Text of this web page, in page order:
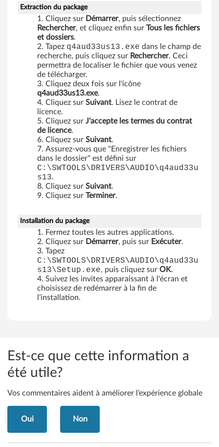
,
M
5
8
Extraction du package
Cliquez sur Démarrer, puis sélectionnez
Rechercher, et cliquez enfin sur Tous les fichiers
et dossiers.
Tapez q4aud33us13.exe dans le champ de
recherche, puis cliquez sur Rechercher. Ceci
permettra de localiser le fichier que vous venez
de télécharger.
Cliquez deux fois sur l'icône
q4aud33us13.exe.
Cliquez sur Suivant. Lisez le contrat de
licence.
Cliquez sur J'accepte les termes du contrat
de licence.
Cliquez sur Suivant.
Assurez-vous que "Enregistrer les fichiers
dans le dossier" est défini sur
C:\SWTOOLS\DRIVERS\AUDIO\q4aud33u
s13.
Cliquez sur Suivant.
Cliquez sur Terminer.
Installation du package
Fermez toutes les autres applications.
Cliquez sur Démarrer, puis sur Exécuter.
Tapez
C:\SWTOOLS\DRIVERS\AUDIO\q4aud33u
s13\Setup.exe, puis cliquez sur OK.
Suivez les invites apparaissant à l'écran et
choisissez de redémarrer à la fin de
l'installation.
Est-ce que cette information a
été utile?
Vos commentaires aident à améliorer l’expérience globale
Oui Non